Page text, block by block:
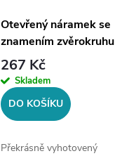
Otevřený náramek se
znamením zvěrokruhu
- RAK, stříbrná ocel
267 Kč
Skladem
DO KOŠÍKU
Překrásně vyhotovený